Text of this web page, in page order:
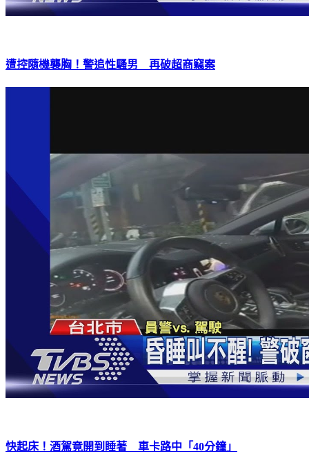
遭控隨機襲胸！警追性騷男 再破超商竊案
快起床！酒駕竟開到睡著 車卡路中「40分鐘」